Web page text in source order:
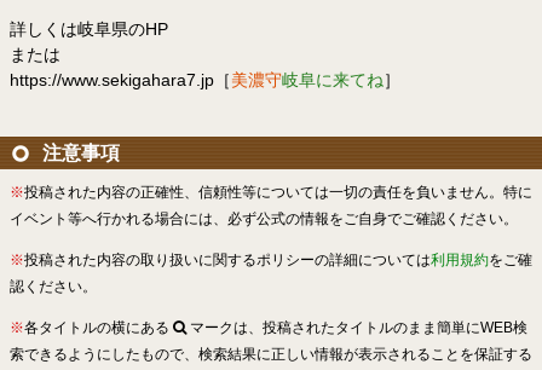
詳しくは岐阜県のHP
または
https://www.sekigahara7.jp［美濃守岐阜に来てね］
注意事項
※投稿された内容の正確性、信頼性等については一切の責任を負いません。特に
イベント等へ行かれる場合には、必ず公式の情報をご自身でご確認ください。
※投稿された内容の取り扱いに関するポリシーの詳細については利用規約をご確
認ください。
※各タイトルの横にある
マークは、投稿されたタイトルのまま簡単にWEB検
索できるようにしたもので、検索結果に正しい情報が表示されることを保証する